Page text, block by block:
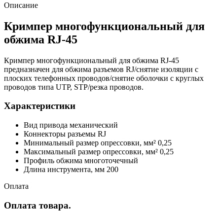
Описание
Кримпер многофункциональный для
обжима RJ-45
Кримпер многофункциональный для обжима RJ-45
предназначен для обжима разъемов RJ/снятие изоляции с
плоских телефонных проводов/снятие оболочки с круглых
проводов типа UTP, STP/резка проводов.
Характеристики
Вид привода механический
Коннекторы разъемы RJ
Минимальный размер опрессовки, мм² 0,25
Максимальный размер опрессовки, мм² 0,25
Профиль обжима многоточечный
Длина инструмента, мм 200
Оплата
Оплата товара.